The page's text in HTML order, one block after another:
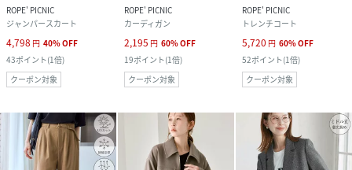
ROPE' PICNIC
ジャンパースカート
4,798 円 40%OFF
43ポイント(1倍)
クーポン対象
ROPE' PICNIC
カーディガン
2,195 円 60%OFF
19ポイント(1倍)
クーポン対象
ROPE' PICNIC
トレンチコート
5,720 円 60%OFF
52ポイント(1倍)
クーポン対象